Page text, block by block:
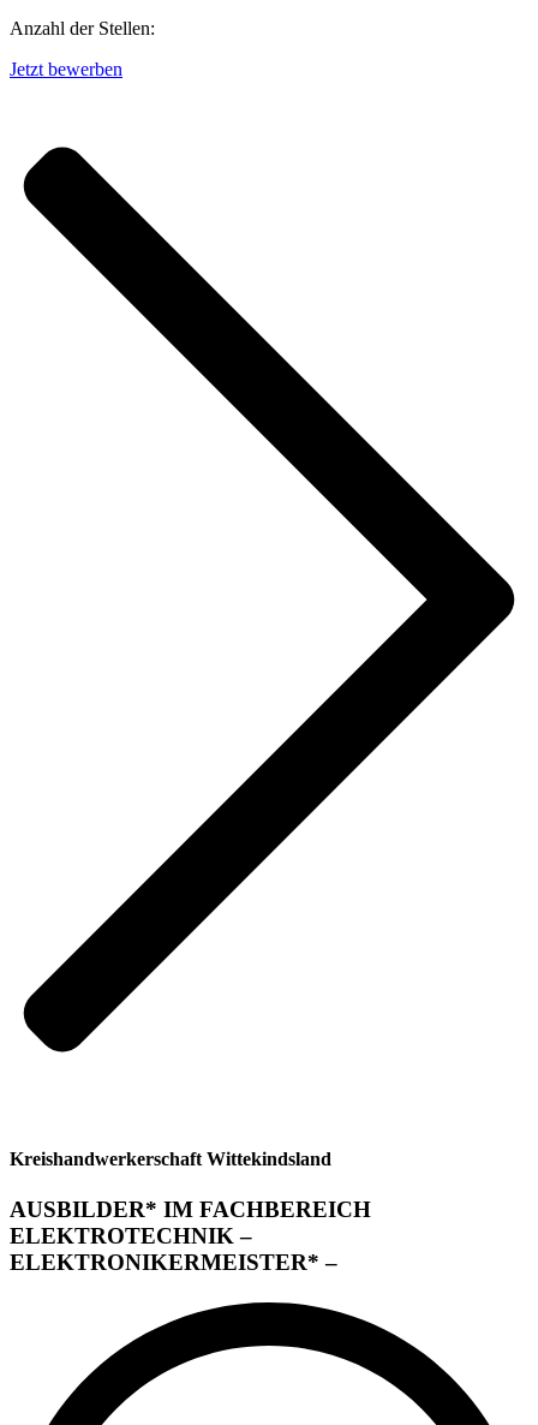
Anzahl der Stellen:
Jetzt bewerben
Kreishandwerkerschaft Wittekindsland
AUSBILDER* IM FACHBEREICH
ELEKTROTECHNIK –
ELEKTRONIKERMEISTER* –